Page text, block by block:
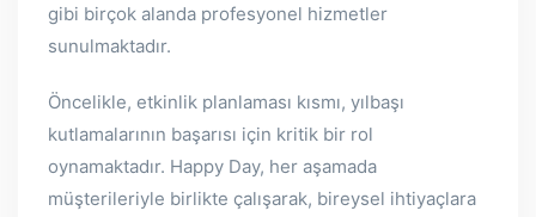
gibi birçok alanda profesyonel hizmetler
sunulmaktadır.
Öncelikle, etkinlik planlaması kısmı, yılbaşı
kutlamalarının başarısı için kritik bir rol
oynamaktadır. Happy Day, her aşamada
müşterileriyle birlikte çalışarak, bireysel ihtiyaçlara